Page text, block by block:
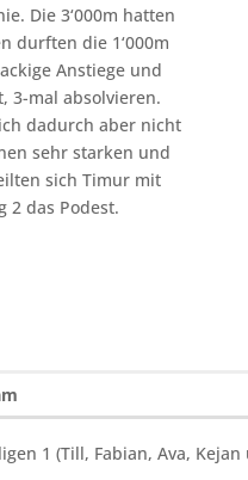
Die 3‘000m hatten
durften die 1‘000m
Anstiege und
3-mal absolvieren.
dadurch aber nicht
sehr starken und
sich Timur mit
2 das Podest.
1 (Till, Fabian, Ava, Kejan